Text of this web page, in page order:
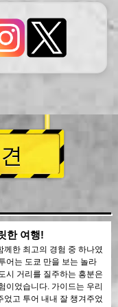
한 여행!
께한 최고의 경험 중 하나였
어는 도쿄 만을 보는 놀라
시 거리를 질주하는 흥분은
이었습니다. 가이드는 우리
었고 투어 내내 잘 챙겨주었